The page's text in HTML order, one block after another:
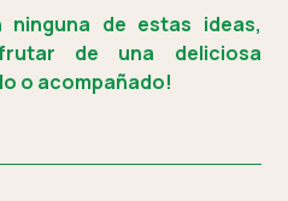
de estas ideas,
de una deliciosa
o acompañado!